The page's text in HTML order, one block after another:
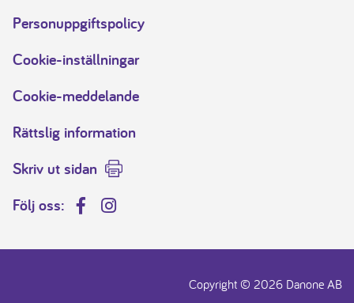
Personuppgiftspolicy
Cookie-inställningar
Cookie-meddelande
Rättslig information
Skriv ut sidan
Följ oss:
FacebookInstagram
Copyright © 2026 Danone AB